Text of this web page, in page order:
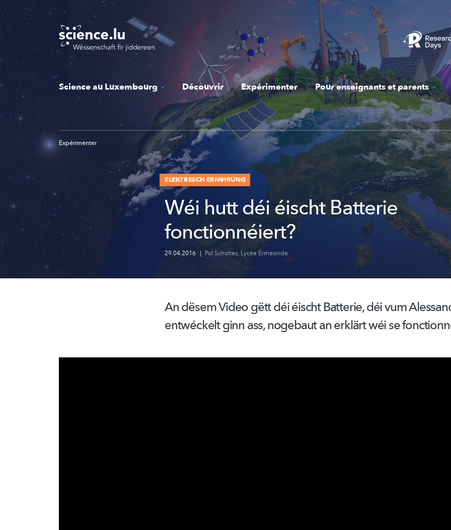
Skip
to
main
content
Science au Luxembourg Découvrir Expérimenter Pour enseignants et parents
Expérimenter
ELEKTRESCH ERFAHRUNG
Wéi hutt déi éischt Batterie
fonctionnéiert?
29.04.2016 | Pol Scholtes, Lycée Ermesinde
An dësem Video gëtt déi éischt Batterie, déi vum
entwéckelt ginn ass, nogebaut an erklärt wéi se